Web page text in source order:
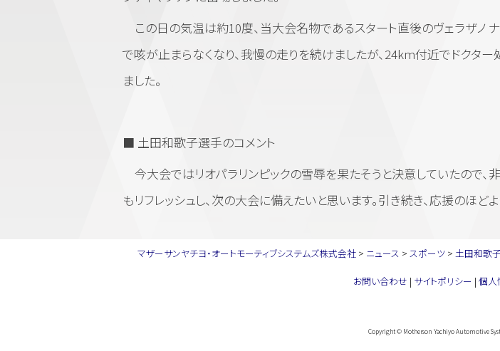
この日の気温は約10度、当大会名物であるスタート直後のヴェラザノ ナ
で咳が止まらなくなり、我慢の走りを続けましたが、24km付近でドクタ
ました。
■ 土田和歌子選手のコメント
今大会ではリオパラリンピックの雪辱を果たそうと決意していたので、
もリフレッシュし、次の大会に備えたいと思います。引き続き、応援のほど
マザーサンヤチヨ・オートモーティブシステムズ株式会社> ニュース > スポーツ> 土田和歌
お問い合わせ | サイトポリシー | 個人
Copyright © Motherson Yachiyo Automotive